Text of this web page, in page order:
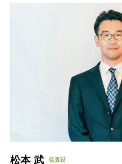
松本 武 監査役